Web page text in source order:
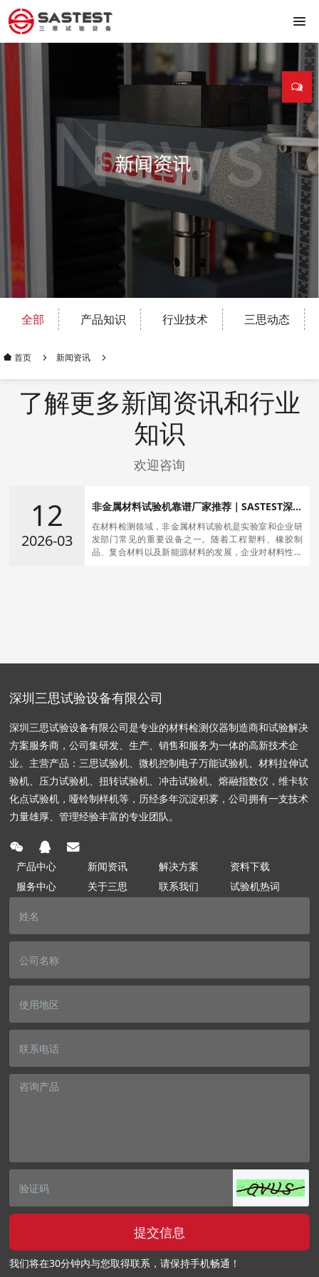
全部 产品知识 行业技术 三思动态
首页 新闻资讯
了解更多新闻资讯和行业
知识
欢迎咨询
12
2026-03
非金属材料试验机靠谱厂家推荐｜SASTEST深圳
在材料检测领域，非金属材料试验机是实验室和企业研
发部门常见的重要设备之一。随着工程塑料、橡胶制
品、复合材料以及新能源材料的发展，企业对材料性能
深圳三思试验设备有限公司
深圳三思试验设备有限公司是专业的材料检测仪器制造商和试验解决
方案服务商，公司集研发、生产、销售和服务为一体的高新技术企
业。主营产品：三思试验机、微机控制电子万能试验机、材料拉伸试
验机、压力试验机、扭转试验机、冲击试验机、熔融指数仪，维卡软
化点试验机，哑铃制样机等，历经多年沉淀积雾，公司拥有一支技术
力量雄厚、管理经验丰富的专业团队。
产品中心 新闻资讯 解决方案
资料下载
服务中心
关于三思 联系我们 试验机热词
提交信息
我们将在30分钟内与您取得联系，请保持手机畅通！